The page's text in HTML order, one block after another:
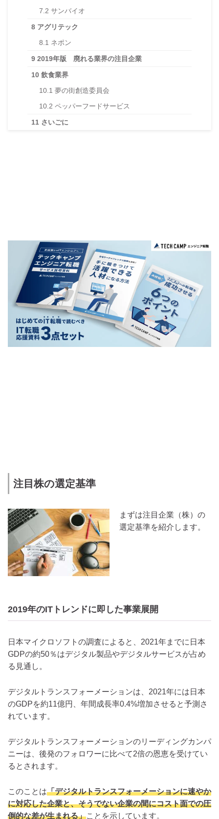
7.2 サンバイオ
8 アグリテック
8.1 ネポン
9 2019年版 廃れる業界の注目企業
10 飲食業界
10.1 夢の街創造委員会
10.2 ペッパーフードサービス
11 さいごに
注目株の選定基準
まずは注目企業（株）の
選定基準を紹介します。
2019年のITトレンドに即した事業展開
日本マイクロソフトの調査によると、2021年までに日本
GDPの約50％はデジタル製品やデジタルサービスが占め
る見通し。
デジタルトランスフォーメーションは、2021年には日本
のGDPを約11億円、年間成長率0.4%増加させると予測さ
れています。
デジタルトランスフォーメーションのリーディングカンパ
ニーは、後発のフォロワーに比べて2倍の恩恵を受けてい
るとされます。
このことは「デジタルトランスフォーメーションに速やか
に対応した企業と、そうでない企業の間にコスト面での圧
倒的な差が生まれる」ことを示しています。